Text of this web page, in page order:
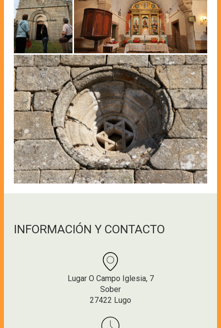
INFORMACIÓN Y CONTACTO
Lugar O Campo Iglesia, 7
Sober
27422 Lugo